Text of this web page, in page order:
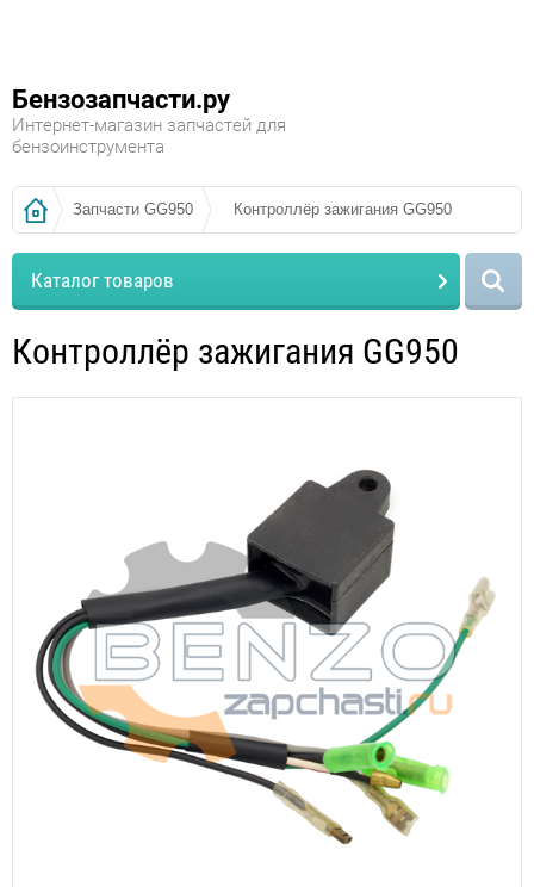
Бензозапчасти.ру
Интернет-магазин запчастей для
бензоинструмента
Запчасти GG950 Контроллёр зажигания GG950
Каталог товаров
Контроллёр зажигания GG950